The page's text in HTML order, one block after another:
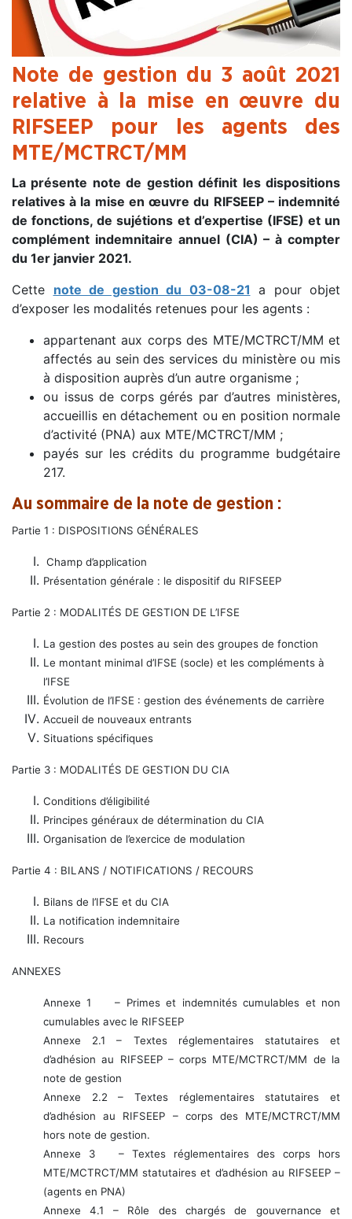
Note de gestion du 3 août 2021
relative à la mise en œuvre du
RIFSEEP pour les agents des
MTE/MCTRCT/MM
La présente note de gestion définit les dispositions
relatives à la mise en œuvre du RIFSEEP – indemnité
de fonctions, de sujétions et d’expertise (IFSE) et un
complément indemnitaire annuel (CIA) – à compter
du 1er janvier 2021.
Cette note de gestion du 03-08-21 a pour objet
d’exposer les modalités retenues pour les agents :
appartenant aux corps des MTE/MCTRCT/MM et
affectés au sein des services du ministère ou mis
à disposition auprès d’un autre organisme ;
ou issus de corps gérés par d’autres ministères,
accueillis en détachement ou en position normale
d’activité (PNA) aux MTE/MCTRCT/MM ;
payés sur les crédits du programme budgétaire
217.
Au sommaire de la note de gestion :
Partie 1 : DISPOSITIONS GÉNÉRALES
Champ d’application
Présentation générale : le dispositif du RIFSEEP
Partie 2 : MODALITÉS DE GESTION DE L’IFSE
La gestion des postes au sein des groupes de fonction
Le montant minimal d’IFSE (socle) et les compléments à
l’IFSE
Évolution de l’IFSE : gestion des événements de carrière
Accueil de nouveaux entrants
Situations spécifiques
Partie 3 : MODALITÉS DE GESTION DU CIA
Conditions d’éligibilité
Principes généraux de détermination du CIA
Organisation de l’exercice de modulation
Partie 4 : BILANS / NOTIFICATIONS / RECOURS
Bilans de l’IFSE et du CIA
La notification indemnitaire
Recours
ANNEXES
Annexe 1 – Primes et indemnités cumulables et non
cumulables avec le RIFSEEP
Annexe 2.1 – Textes réglementaires statutaires et
d’adhésion au RIFSEEP – corps MTE/MCTRCT/MM de la
note de gestion
Annexe 2.2 – Textes réglementaires statutaires et
d’adhésion au RIFSEEP – corps des MTE/MCTRCT/MM
hors note de gestion.
Annexe 3 – Textes réglementaires des corps hors
MTE/MCTRCT/MM statutaires et d’adhésion au RIFSEEP –
(agents en PNA)
Annexe 4.1 – Rôle des chargés de gouvernance et